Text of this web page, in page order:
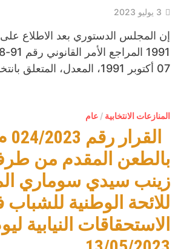
3 يوليو 2023
07 أكتوبر 1991، المعدل، المتعلق بانتخاب النواب في …
المنازعات الانتخابية /عام
بالطعن المقدم من
زينب سيدي سوماري
للائحة الوطنية
الاستحقاقات النيابية